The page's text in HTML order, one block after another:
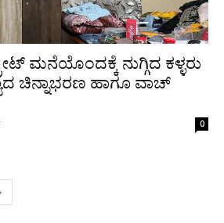
ಮನೆಯೊಂದಕ್ಕೆ ನುಗ್ಗಿದ ಕಳ್ಳರು
ಚಿನ್ನಾಭರಣ ಹಾಗೂ ವಾಚ್
0